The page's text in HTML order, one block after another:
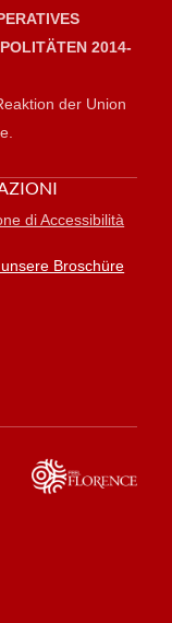
2014-
der Union
di Accessibilità
Broschüre